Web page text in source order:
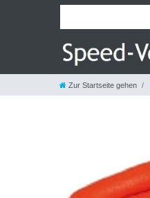
Zur Startseite gehen